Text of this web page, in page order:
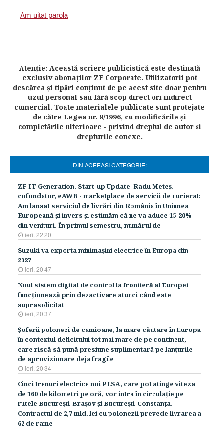
Am uitat parola
Atenţie: Această scriere publicistică este destinată
exclusiv abonaţilor ZF Corporate. Utilizatorii pot
descărca şi tipări conţinut de pe acest site doar pentru
uzul personal sau fără scop direct ori indirect
comercial. Toate materialele publicate sunt protejate
de către Legea nr. 8/1996, cu modificările şi
completările ulterioare - privind dreptul de autor şi
drepturile conexe.
DIN ACEEASI CATEGORIE:
ZF IT Generation. Start-up Update. Radu Meteş,
cofondator, eAWB - marketplace de servicii de curierat:
Am lansat serviciul de livrări din România în Uniunea
Europeană şi invers şi estimăm că ne va aduce 15-20%
din venituri. În primul semestru, numărul de
ieri, 22:20
Suzuki va exporta minimaşini electrice în Europa din
2027
ieri, 20:47
Noul sistem digital de control la frontieră al Europei
funcţionează prin dezactivare atunci când este
suprasolicitat
ieri, 20:37
Şoferii polonezi de camioane, la mare căutare în Europa
în contextul deficitului tot mai mare de pe continent,
care riscă să pună presiune suplimentară pe lanţurile
de aprovizionare deja fragile
ieri, 20:34
Cinci trenuri electrice noi PESA, care pot atinge viteza
de 160 de kilometri pe oră, vor intra în circulaţie pe
rutele Bucureşti-Braşov şi Bucureşti-Constanţa.
Contractul de 2,7 mld. lei cu polonezii prevede livrarea a
62 de rame